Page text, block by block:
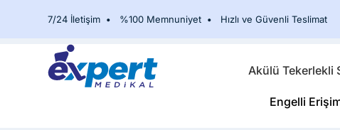
7/24 İletişim • %100 Memnuniyet • Hızlı ve Güvenli Teslimat
Akülü Tekerlekli
Engelli